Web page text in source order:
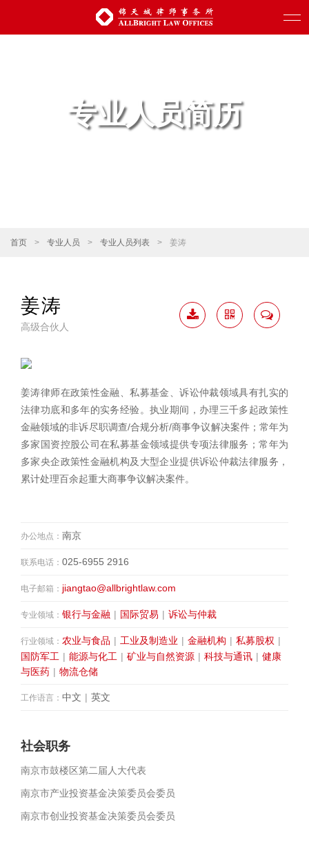
专业人员简历
首页 > 专业人员 > 专业人员列表 > 姜涛
姜涛
高级合伙人
姜涛律师在政策性金融、私募基金、诉讼仲裁领域具有扎实的
法律功底和多年的实务经验。执业期间，办理三千多起政策性
金融领域的非诉尽职调查/合规分析/商事争议解决案件；常年为
多家国资控股公司在私募基金领域提供专项法律服务；常年为
多家央企政策性金融机构及大型企业提供诉讼仲裁法律服务，
累计处理百余起重大商事争议解决案件。
办公地点： 南京
联系电话： 025-6955 2916
电子邮箱： jiangtao@allbrightlaw.com
专业领域： 银行与金融 | 国际贸易 | 诉讼与仲裁
行业领域： 农业与食品 | 工业及制造业 | 金融机构 | 私募股权 |
国防军工 | 能源与化工 | 矿业与自然资源 | 科技与通讯 | 健康
与医药 | 物流仓储
工作语言： 中文 | 英文
社会职务
南京市鼓楼区第二届人大代表
南京市产业投资基金决策委员会委员
南京市创业投资基金决策委员会委员